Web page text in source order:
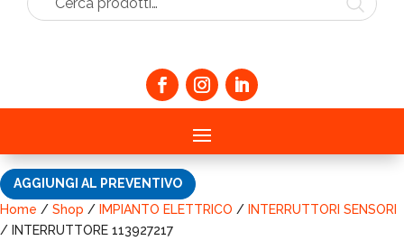
Cerca prodotti…
AGGIUNGI AL PREVENTIVO
Home / Shop / IMPIANTO ELETTRICO / INTERRUTTORI SENSORI
/ INTERRUTTORE 113927217